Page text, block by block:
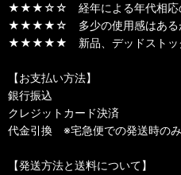
★★★☆☆ 経年による年代相応の
★★★★☆ 多少の使用感はあるが
★★★★★ 新品、デッドストック
【お支払い方法】
銀行振込
クレジットカード決済
代金引換 ※宅急便での発送時のみ
【発送方法と送料について】